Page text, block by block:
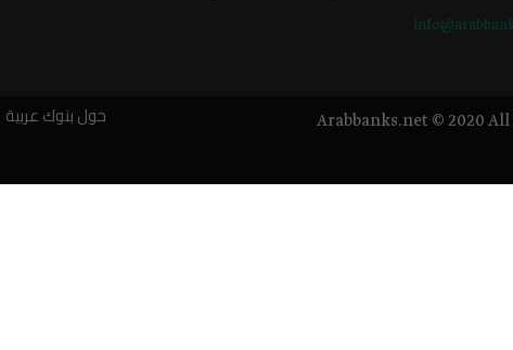
Arabbanks.net © 2020 All حول بنوك عربية